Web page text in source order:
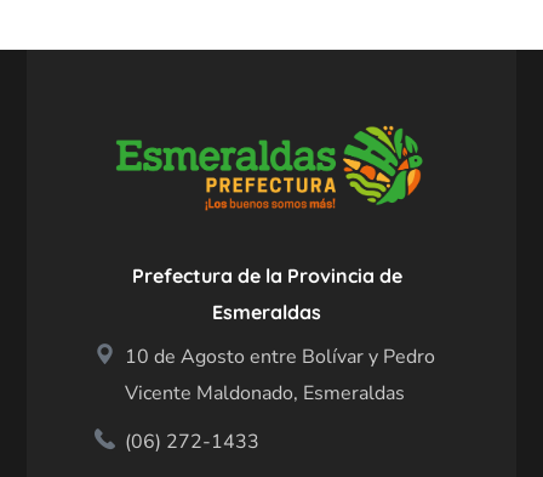
Prefectura de la Provincia de
Esmeraldas
10 de Agosto entre Bolívar y Pedro
Vicente Maldonado, Esmeraldas
(06) 272-1433